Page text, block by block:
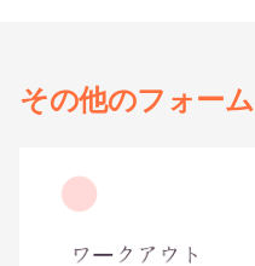
その他のフォーム